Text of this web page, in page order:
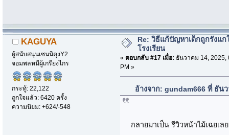
KAGUYA
ผู้สนับสนุนเซนนิคุงY2
จอมพลหมีผู้เกรียงไกร
กระทู้: 22,122
ถูกใจแล้ว: 6420 ครั้ง
ความนิยม: +624/-548
Re: วิธีแก้ปัญหาเด็กถูกรังแก
โรงเรียน
« ตอบกลับ #17 เมื่อ: ธันวาคม 14, 2025,
PM »
อ้างจาก: gundam666 ที่ ธัน
กลายมาเป็น รีวิวหน้าไม้เฉยเล